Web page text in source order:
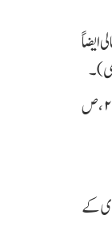
ايضاً
(۔
فتاوی عالمگیری میں ہے: و اسلامه ان ياتى بكلمة الشهادة و يتبرا عن الاديان كلها سوى الاسلام وان تبرا عما انتقل اليه كفى كذا في المحيط . ( فتاوی عالمگیری ج : ۲ ، ص
کے